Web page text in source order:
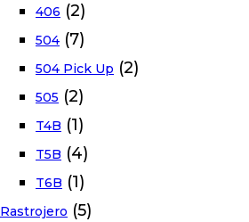
406 (2)
504 (7)
504 Pick Up (2)
505 (2)
T4B (1)
T5B (4)
T6B (1)
Rastrojero (5)